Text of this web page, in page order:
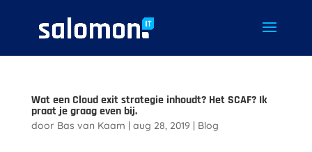
Wat een Cloud exit strategie inhoudt? Het SCAF? Ik
praat je graag even bij.
door Bas van Kaam | aug 28, 2019 | Blog